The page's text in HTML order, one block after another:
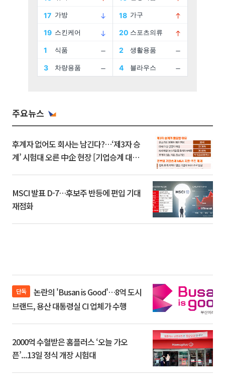
주요뉴스
후계자 없어도 회사는 남긴다?…‘제3자 승
계’ 시험대 오른 中企 현장 [기업승계 대전
MSCI 발표 D-7…후보주 반등에 편입 기대
재점화
단독
브랜드, 용산 대통령실 CI 업체가 수행
2000억 수혈받은 홈플러스 ‘오늘 가오
픈’...13일 정식 개장 시험대